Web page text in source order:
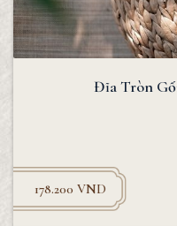
Đĩa Tròn
178.200 VND